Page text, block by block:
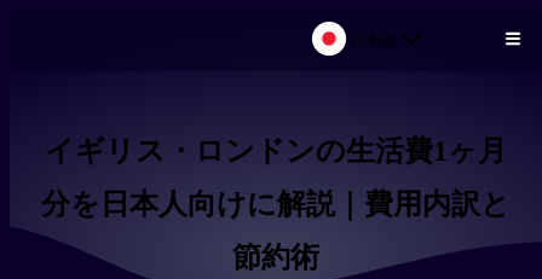
日本語
イギリス・ロンドンの生活費1ヶ月
分を日本人向けに解説｜費用内訳と
節約術